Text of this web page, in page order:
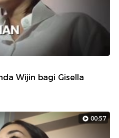
Wijin bagi Gisella
00:57